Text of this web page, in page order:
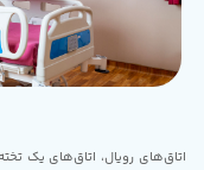
اتاق‌های رویال، اتاق‌های یک